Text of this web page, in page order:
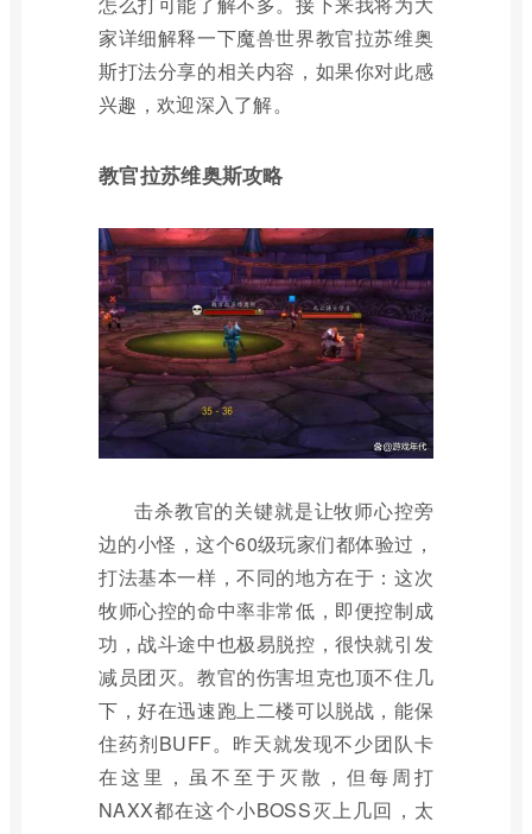
家详细解释一下魔兽世界教官拉苏维奥
斯打法分享的相关内容，如果你对此感
兴趣，欢迎深入了解。
教官拉苏维奥斯攻略
击杀教官的关键就是让牧师心控旁
边的小怪，这个60级玩家们都体验过，
打法基本一样，不同的地方在于：这次
牧师心控的命中率非常低，即便控制成
功，战斗途中也极易脱控，很快就引发
减员团灭。教官的伤害坦克也顶不住几
下，好在迅速跑上二楼可以脱战，能保
住药剂BUFF。昨天就发现不少团队卡
在这里，虽不至于灭散，但每周打
NAXX都在这个小BOSS灭上几回，太